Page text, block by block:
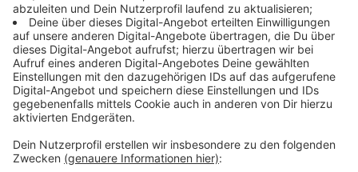
Aufbauarbeiten begonnen. Die öffentliche
Präsentation erfolgt nächste Woche Dienstag. Die
Kosten für den neuen Fotopoint übernimmt die
Volksbank Bocholt. Es ist ein Geschenk an die
Bevölkerung anlässlich des 125-jährigen Jubiläums der
Bank.
Anzeige